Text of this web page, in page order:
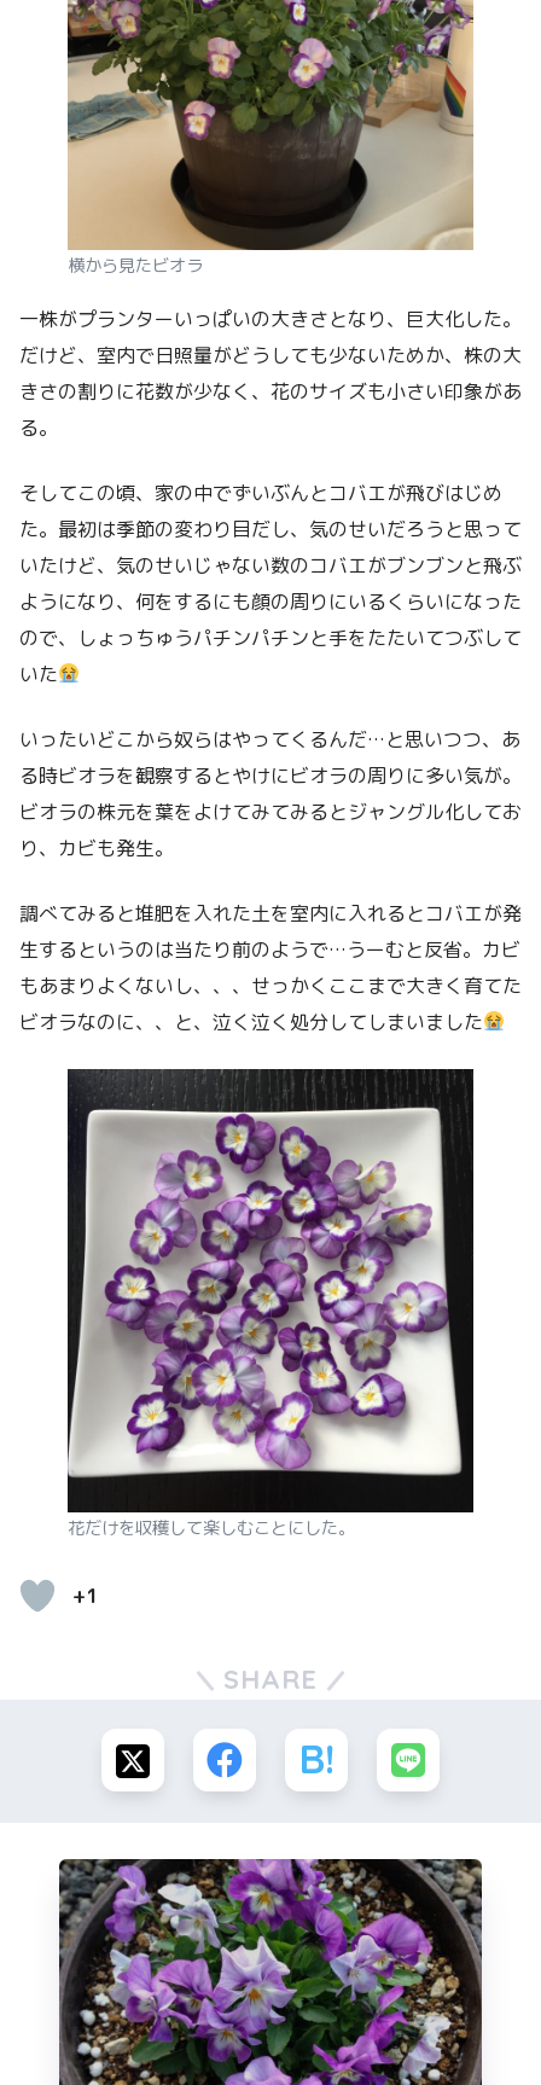
横から見たビオラ
一株がプランターいっぱいの大きさとなり、巨大化した。
だけど、室内で日照量がどうしても少ないためか、株の大
きさの割りに花数が少なく、花のサイズも小さい印象があ
る。
そしてこの頃、家の中でずいぶんとコバエが飛びはじめ
た。最初は季節の変わり目だし、気のせいだろうと思って
いたけど、気のせいじゃない数のコバエがブンブンと飛ぶ
ようになり、何をするにも顔の周りにいるくらいになった
ので、しょっちゅうパチンパチンと手をたたいてつぶして
いた
いったいどこから奴らはやってくるんだ…と思いつつ、あ
る時ビオラを観察するとやけにビオラの周りに多い気が。
ビオラの株元を葉をよけてみてみるとジャングル化してお
り、カビも発生。
調べてみると堆肥を入れた土を室内に入れるとコバエが発
生するというのは当たり前のようで…うーむと反省。カビ
もあまりよくないし、、、せっかくここまで大きく育てた
ビオラなのに、、と、泣く泣く処分してしまいました
花だけを収穫して楽しむことにした。
+1
SHARE